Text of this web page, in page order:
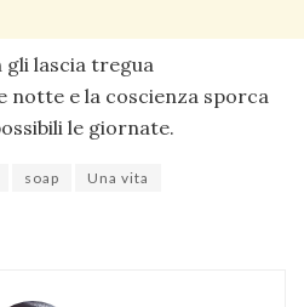
lascia tregua
e la coscienza sporca
le giornate.
soap
Una vita